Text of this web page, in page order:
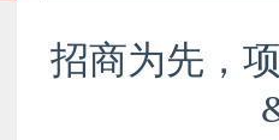
招商为先，